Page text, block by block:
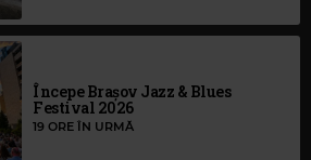
Începe Brașov Jazz & Blues
Festival 2026
19 ORE ÎN URMĂ